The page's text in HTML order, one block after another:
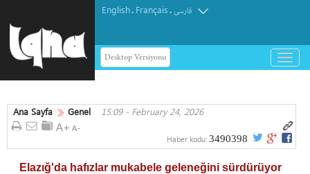
English. Français.فارسی
Desktop Versiyonu
باز
و
کردن
Ana Sayfa Genel 15:09 - February 24, 2026
Haber kodu: 3490398
Elazığ'da hafızlar mukabele geleneğini sürdürüyor